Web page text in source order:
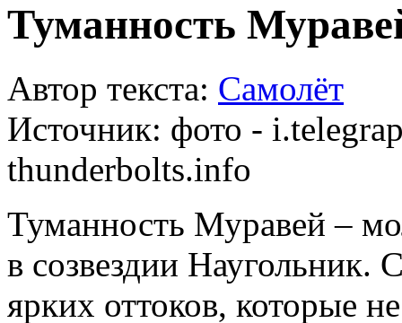
Туманность
Автор текста: Самолёт
Источник: фото -
thunderbolts.info
Туманность Муравей –
в созвездии Наугольник.
ярких оттоков, которые